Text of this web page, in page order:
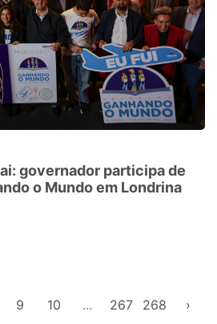
governador participa de
o Mundo em Londrina
9 10 ... 267 268 ›